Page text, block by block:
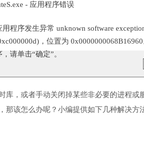
- 应用程序错误
用程序发生异常 unknown software
，位置为
，请单击“确定”。
库，或者手动关闭掉某些非必要的进程
那该怎么办呢？小编提供如下几种解决